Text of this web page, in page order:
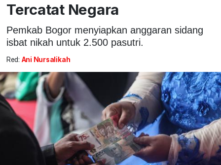
Tercatat Negara
Pemkab Bogor menyiapkan anggaran sidang
isbat nikah untuk 2.500 pasutri.
Red: Ani Nursalikah